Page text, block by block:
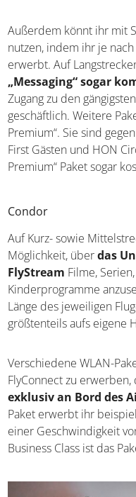
Außerdem könnt ihr mit
nutzen, indem ihr je
erwerbt. Auf
„Messaging“ sogar
Zugang zu den
geschäftlich. Weitere
Premium“. Sie sind
First Gästen und HON
Premium“ Paket sogar
Condor
Auf Kurz- sowie
Möglichkeit, überdas
FlyStream Filme,
Kinderprogramme
Länge des jeweiligen
größtenteils aufs eigene
Verschiedene WLAN-
FlyConnect zu
exklusiv an Bord des
Paket erwerbt ihr
einer Geschwindigkeit
Business Class ist das